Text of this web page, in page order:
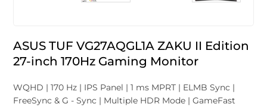
ASUS TUF VG27AQGL1A ZAKU II Edition
27-inch 170Hz Gaming Monitor
WQHD | 170 Hz | IPS Panel | 1 ms MPRT | ELMB Sync |
FreeSync & G - Sync | Multiple HDR Mode | GameFast